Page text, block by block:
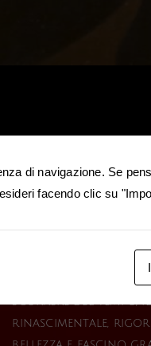
rinascimentale,
di navigazione. Se
facendo clic su